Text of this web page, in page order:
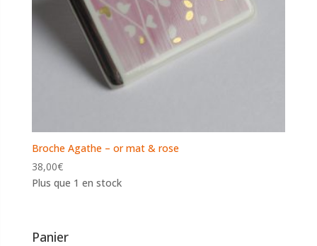
Broche Agathe – or mat & rose
38,00€
Plus que 1 en stock
Panier